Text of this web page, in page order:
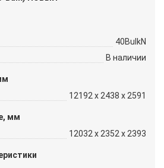
40BulkN
В наличии
12192 x 2438 x 2591
мм
12032 x 2352 x 2393